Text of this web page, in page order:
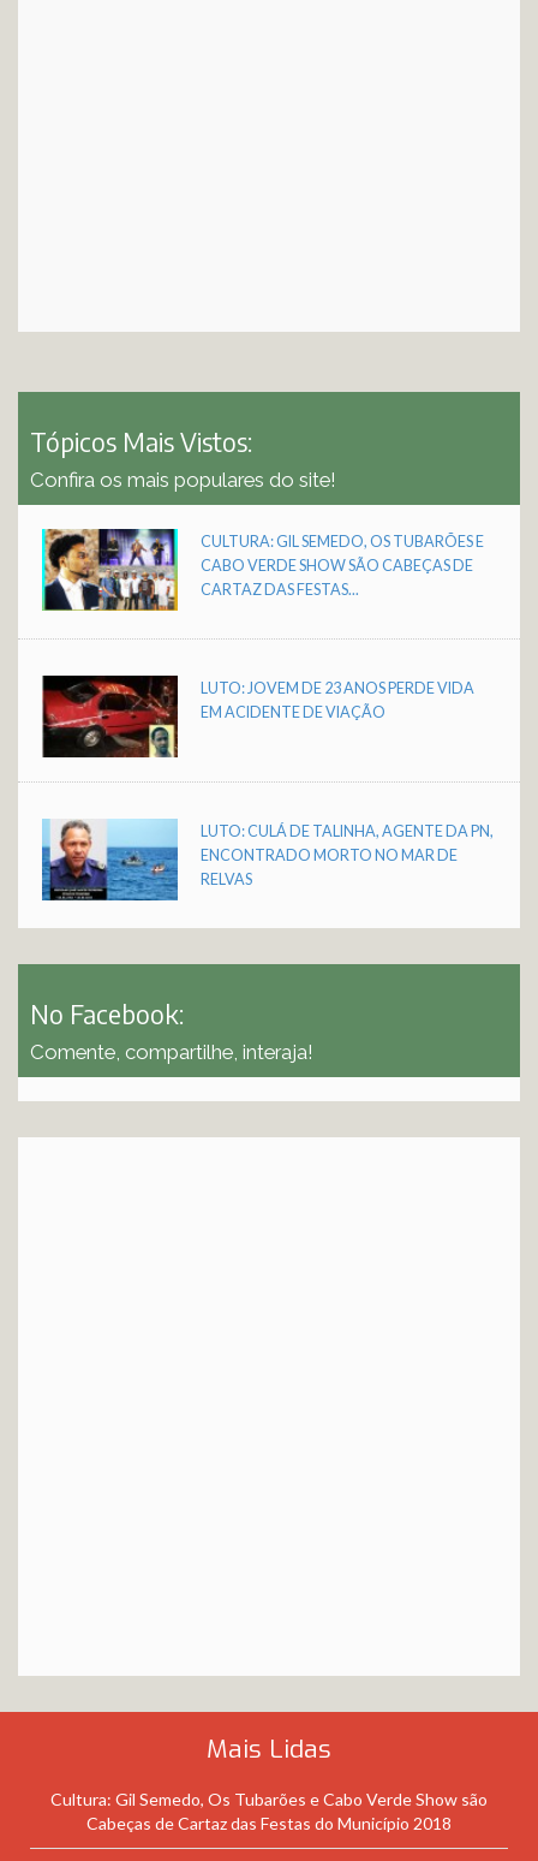
Tópicos Mais Vistos:
Confira os mais populares do site!
CULTURA: GIL SEMEDO, OS TUBARÕES E
CABO VERDE SHOW SÃO CABEÇAS DE
CARTAZ DAS FESTAS...
LUTO: JOVEM DE 23 ANOS PERDE VIDA
EM ACIDENTE DE VIAÇÃO
LUTO: CULÁ DE TALINHA, AGENTE DA PN,
ENCONTRADO MORTO NO MAR DE
RELVAS
No Facebook:
Comente, compartilhe, interaja!
Mais Lidas
Cultura: Gil Semedo, Os Tubarões e Cabo Verde Show são
Cabeças de Cartaz das Festas do Município 2018